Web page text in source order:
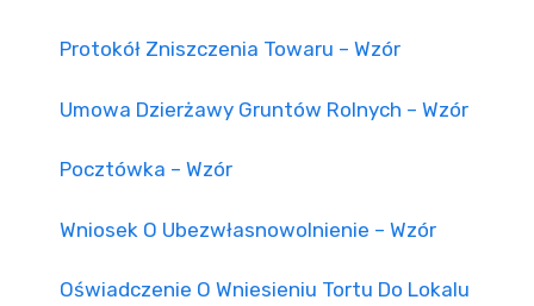
Protokół Zniszczenia Towaru – Wzór
Umowa Dzierżawy Gruntów Rolnych – Wzór
Pocztówka – Wzór
Wniosek O Ubezwłasnowolnienie – Wzór
Oświadczenie O Wniesieniu Tortu Do Lokalu